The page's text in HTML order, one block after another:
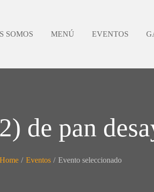
SOMOS MENÚ EVENTOS
de pan
Home / Eventos / Evento seleccionado